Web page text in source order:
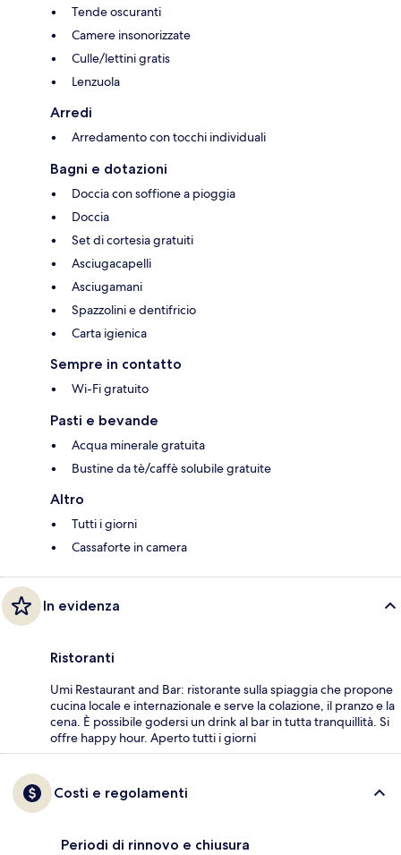
Tende oscuranti
Camere insonorizzate
Culle/lettini gratis
Lenzuola
Arredi
Arredamento con tocchi individuali
Bagni e dotazioni
Doccia con soffione a pioggia
Doccia
Set di cortesia gratuiti
Asciugacapelli
Asciugamani
Spazzolini e dentifricio
Carta igienica
Sempre in contatto
Wi-Fi gratuito
Pasti e bevande
Acqua minerale gratuita
Bustine da tè/caffè solubile gratuite
Altro
Tutti i giorni
Cassaforte in camera
In evidenza
Ristoranti
Umi Restaurant and Bar: ristorante sulla spiaggia che propone
cucina locale e internazionale e serve la colazione, il pranzo e la
cena. È possibile godersi un drink al bar in tutta tranquillità. Si
offre happy hour. Aperto tutti i giorni
Costi e regolamenti
Periodi di rinnovo e chiusura